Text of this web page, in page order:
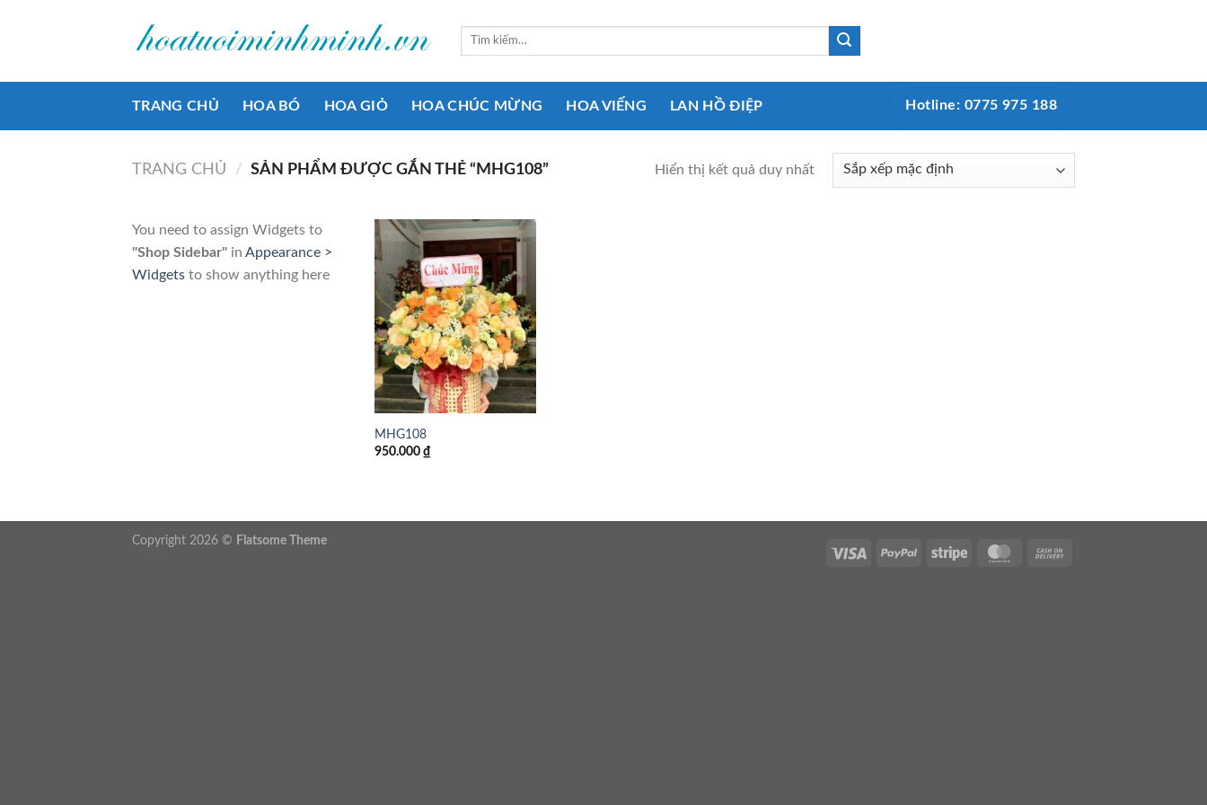
Tìm
TRANG CHỦ HOA BÓ HOA GIỎ HOA CHÚC MỪNG HOA VIẾNG LAN HỒ ĐIỆP Hotline: 0775 975 188
TRANG CHỦ / SẢN PHẨM ĐƯỢC GẮN THẺ “MHG108” Hiển thị kết quả duy nhất
You need to assign Widgets to
"Shop Sidebar" in Appearance >
Widgets to show anything here
Add to
wishlist
MHG108
950.000 ₫
Copyright 2026 © Flatsome Theme